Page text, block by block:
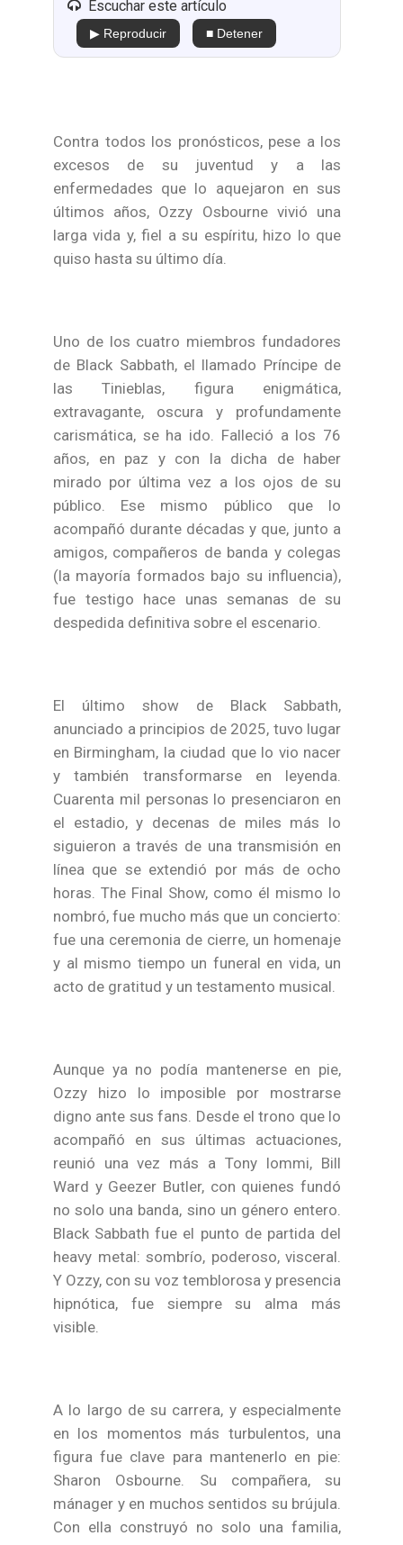
Escuchar este artículo
▶ Reproducir ■ Detener
Contra todos los pronósticos, pese a los
excesos de su juventud y a las
enfermedades que lo aquejaron en sus
últimos años, Ozzy Osbourne vivió una
larga vida y, fiel a su espíritu, hizo lo que
quiso hasta su último día.
Uno de los cuatro miembros fundadores
de Black Sabbath, el llamado Príncipe de
las Tinieblas, figura enigmática,
extravagante, oscura y profundamente
carismática, se ha ido. Falleció a los 76
años, en paz y con la dicha de haber
mirado por última vez a los ojos de su
público. Ese mismo público que lo
acompañó durante décadas y que, junto a
amigos, compañeros de banda y colegas
(la mayoría formados bajo su influencia),
fue testigo hace unas semanas de su
despedida definitiva sobre el escenario.
El último show de Black Sabbath,
anunciado a principios de 2025, tuvo lugar
en Birmingham, la ciudad que lo vio nacer
y también transformarse en leyenda.
Cuarenta mil personas lo presenciaron en
el estadio, y decenas de miles más lo
siguieron a través de una transmisión en
línea que se extendió por más de ocho
horas. The Final Show, como él mismo lo
nombró, fue mucho más que un concierto:
fue una ceremonia de cierre, un homenaje
y al mismo tiempo un funeral en vida, un
acto de gratitud y un testamento musical.
Aunque ya no podía mantenerse en pie,
Ozzy hizo lo imposible por mostrarse
digno ante sus fans. Desde el trono que lo
acompañó en sus últimas actuaciones,
reunió una vez más a Tony Iommi, Bill
Ward y Geezer Butler, con quienes fundó
no solo una banda, sino un género entero.
Black Sabbath fue el punto de partida del
heavy metal: sombrío, poderoso, visceral.
Y Ozzy, con su voz temblorosa y presencia
hipnótica, fue siempre su alma más
visible.
A lo largo de su carrera, y especialmente
en los momentos más turbulentos, una
figura fue clave para mantenerlo en pie:
Sharon Osbourne. Su compañera, su
mánager y en muchos sentidos su brújula.
Con ella construyó no solo una familia,